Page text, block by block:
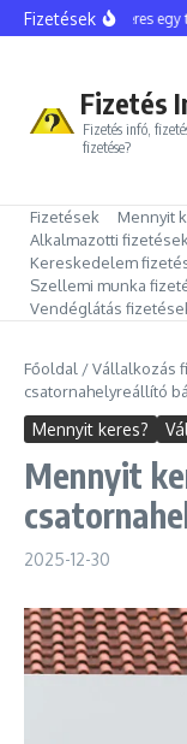
Ugrás a tartalomhoz
Fizetések
Mennyit keres egy
Fizetés
Fizetés infó,
fizetése?
Fizetések Mennyit
Alkalmazotti fizetések
Kereskedelem
Szellemi munka
Vendéglátás
Főoldal /Vállalkozás
csatornahelyreállító
Mennyit keres?
Mennyit
2025-12-30